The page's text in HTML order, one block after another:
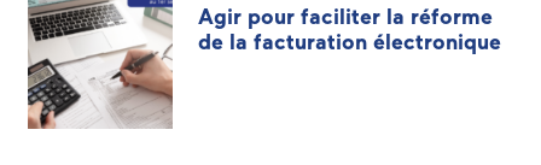
Agir pour faciliter la réforme
de la facturation électronique